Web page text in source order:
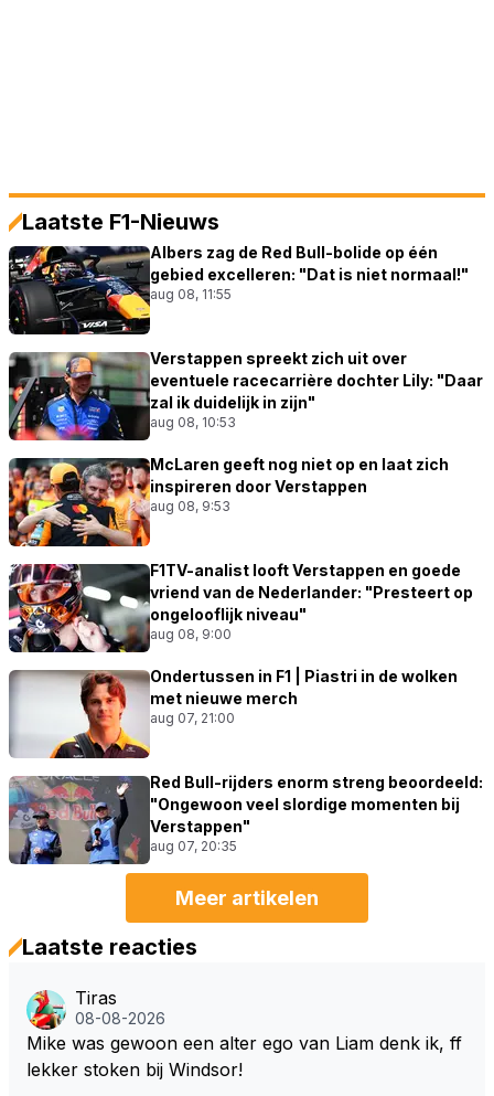
Laatste F1-Nieuws
Albers zag de Red Bull-bolide op één
gebied excelleren: "Dat is niet normaal!"
aug 08, 11:55
Verstappen spreekt zich uit over
eventuele racecarrière dochter Lily: "Daar
zal ik duidelijk in zijn"
aug 08, 10:53
McLaren geeft nog niet op en laat zich
inspireren door Verstappen
aug 08, 9:53
F1TV-analist looft Verstappen en goede
vriend van de Nederlander: "Presteert op
ongelooflijk niveau"
aug 08, 9:00
Ondertussen in F1 | Piastri in de wolken
met nieuwe merch
aug 07, 21:00
Red Bull-rijders enorm streng beoordeeld:
"Ongewoon veel slordige momenten bij
Verstappen"
aug 07, 20:35
Meer artikelen
Laatste reacties
Tiras
08-08-2026
Mike was gewoon een alter ego van Liam denk ik, ff
lekker stoken bij Windsor!